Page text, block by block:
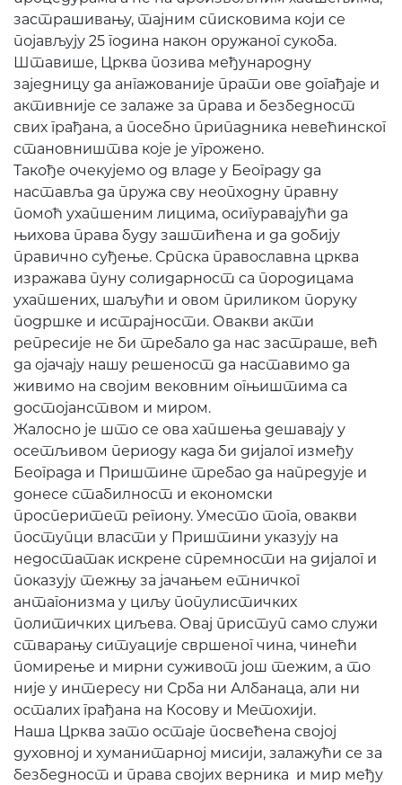
застрашивању, тајним списковима који се
појављују 25 година након оружаног сукоба.
Штавише, Црква позива међународну
заједницу да ангажованије прати ове догађаје и
активније се залаже за права и безбедност
свих грађана, а посебно припадника невећинског
становништва које је угрожено.
Такође очекујемо од владе у Београду да
наставља да пружа сву неопходну правну
помоћ ухапшеним лицима, осигуравајући да
њихова права буду заштићена и да добију
правично суђење. Српска православна црква
изражава пуну солидарност са породицама
ухапшених, шаљући и овом приликом поруку
подршке и истрајности. Овакви акти
репресије не би требало да нас застраше, већ
да ојачају нашу решеност да наставимо да
живимо на својим вековним огњиштима са
достојанством и миром.
Жалосно је што се ова хапшења дешавају у
осетљивом периоду када би дијалог између
Београда и Приштине требао да напредује и
донесе стабилност и економски
просперитет региону. Уместо тога, овакви
поступци власти у Приштини указују на
недостатак искрене спремности на дијалог и
показују тежњу за јачањем етничког
антагонизма у циљу популистичких
политичких циљева. Овај приступ само служи
стварању ситуације свршеног чина, чинећи
помирење и мирни суживот још тежим, а то
није у интересу ни Срба ни Албанаца, али ни
осталих грађана на Косову и Метохији.
Наша Црква зато остаје посвећена својој
духовној и хуманитарној мисији, залажући се за
безбедност и права својих верника и мир међу